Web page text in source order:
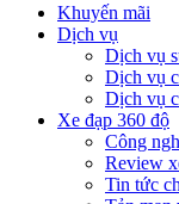
Khuyến mãi
Dịch vụ
Dịch vụ
Dịch vụ
Dịch vụ
Xe đạp 360 độ
Công
Review
Tin tức